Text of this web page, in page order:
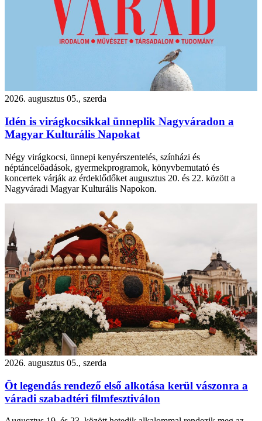
2026. augusztus 05., szerda
Idén is virágkocsikkal ünneplik Nagyváradon a
Magyar Kulturális Napokat
Négy virágkocsi, ünnepi kenyérszentelés, színházi és
néptáncelőadások, gyermekprogramok, könyvbemutató és
koncertek várják az érdeklődőket augusztus 20. és 22. között a
Nagyváradi Magyar Kulturális Napokon.
2026. augusztus 05., szerda
Öt legendás rendező első alkotása kerül vászonra a
váradi szabadtéri filmfesztiválon